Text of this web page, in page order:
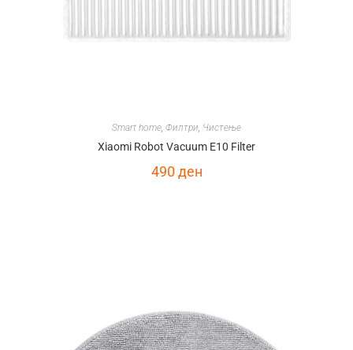
Smart home, Филтри, Чистење
Xiaomi Robot Vacuum E10 Filter
490ден